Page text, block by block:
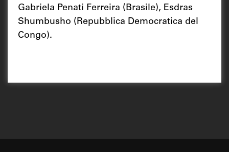
Gabriela Penati Ferreira (Brasile), Esdras
Shumbusho (Repubblica Democratica del
Congo).